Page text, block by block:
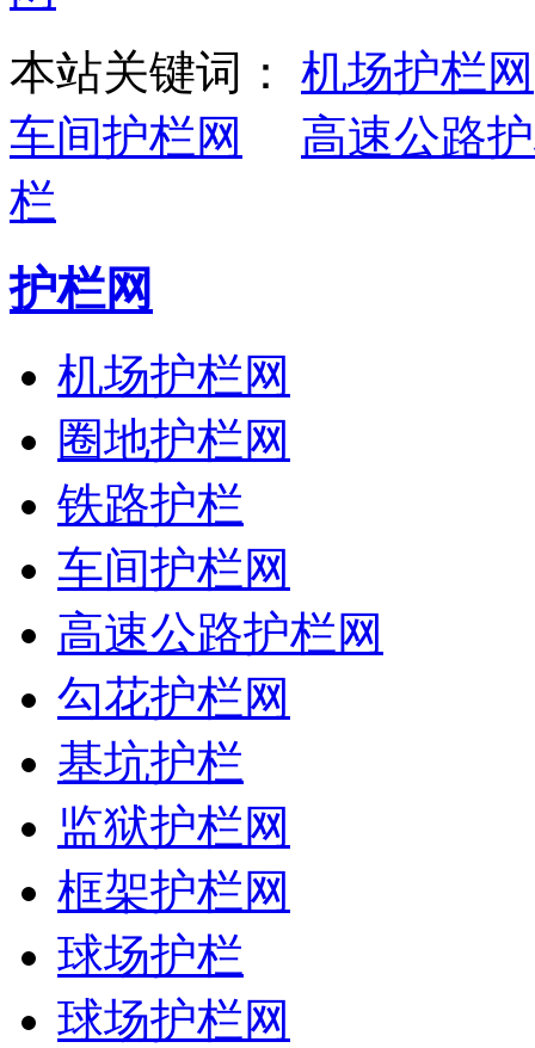
本站关键词： 机场护栏网
车间护栏网
高速公路
栏
护栏网
机场护栏网
圈地护栏网
铁路护栏
车间护栏网
高速公路护栏网
勾花护栏网
基坑护栏
监狱护栏网
框架护栏网
球场护栏
球场护栏网